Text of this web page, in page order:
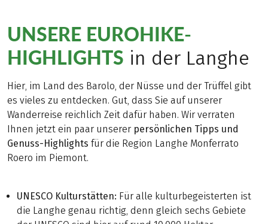
UNSERE EUROHIKE-
HIGHLIGHTS in der Langhe
Hier, im Land des Barolo, der Nüsse und der Trüffel gibt
es vieles zu entdecken. Gut, dass Sie auf unserer
Wanderreise reichlich Zeit dafür haben. Wir verraten
Ihnen jetzt ein paar unserer persönlichen Tipps und
Genuss-Highlights für die Region Langhe Monferrato
Roero im Piemont.
UNESCO Kulturstätten: Für alle kulturbegeisterten ist
die Langhe genau richtig, denn gleich sechs Gebiete